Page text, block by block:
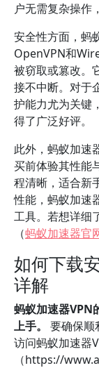
户无需复杂操作
安全性方面，蚂
OpenVPN和
被窃取或篡改。
接不中断。对于
护能力尤为关键
得了广泛好评。
此外，蚂蚁加速
买前体验其性能
程清晰，适合新
性能，蚂蚁加速
工具。若想详细
（蚂蚁加速器官
如何下载
详解
蚂蚁加速器VPN
上手。
要确保顺
访问蚂蚁加速器
（https://